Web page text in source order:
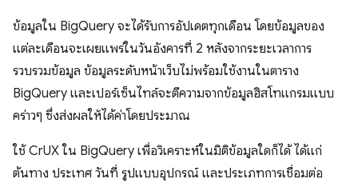
ข้อมูลใน BigQuery จะได้รับการอัปเดตทุกเดือน โดยข้อมูลของ
แต่ละเดือนจะเผยแพร่ในวันอังคารที่ 2 หลังจากระยะเวลาการ
รวบรวมข้อมูล ข้อมูลระดับหน้าเว็บไม่พร้อมใช้งานในตาราง
BigQuery และเปอร์เซ็นไทล์จะตีความจากข้อมูลฮิสโทแกรมแบบ
คร่าวๆ ซึ่งส่งผลให้ได้ค่าโดยประมาณ
ใช้ CrUX ใน BigQuery เพื่อวิเคราะห์ในมิติข้อมูลใดก็ได้ ได้แก่
ต้นทาง ประเทศ วันที่ รูปแบบอุปกรณ์ และประเภทการเชื่อมต่อ